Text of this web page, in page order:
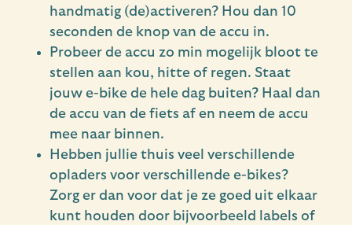
handmatig (de)activeren? Hou dan 10
seconden de knop van de accu in.
Probeer de accu zo min mogelijk bloot te
stellen aan kou, hitte of regen. Staat
jouw e-bike de hele dag buiten? Haal dan
de accu van de fiets af en neem de accu
mee naar binnen.
Hebben jullie thuis veel verschillende
opladers voor verschillende e-bikes?
Zorg er dan voor dat je ze goed uit elkaar
kunt houden door bijvoorbeeld labels of